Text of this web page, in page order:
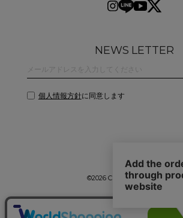
NEWS LETTER
個人情報方針に同意します
©2026 CLANE DESIGN CO.,LTD